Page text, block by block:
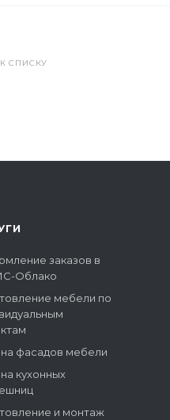
СПИСКУ
заказов в
Облако
мебели по
фасадов мебели
кухонных
и монтаж